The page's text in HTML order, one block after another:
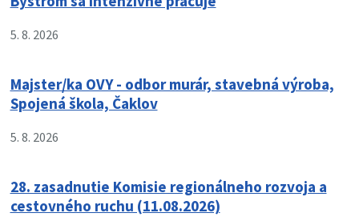
5. 8. 2026
Majster/ka OVY - odbor murár, stavebná výroba,
Spojená škola, Čaklov
5. 8. 2026
28. zasadnutie Komisie regionálneho rozvoja a
cestovného ruchu (11.08.2026)